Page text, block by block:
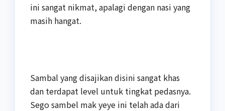
ini sangat nikmat, apalagi dengan nasi yang
masih hangat.
Sambal yang disajikan disini sangat khas
dan terdapat level untuk tingkat pedasnya.
Sego sambel mak yeye ini telah ada dari